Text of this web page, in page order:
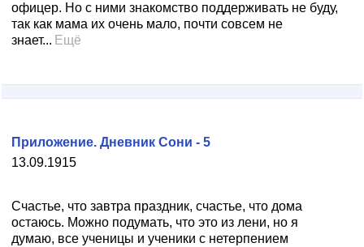
офицер. Но с ними знакомство поддерживать не буду,
так как мама их очень мало, почти совсем не
знает... Ещё
13.09.1915
Приложение. Дневник Сони - 5
Счастье, что завтра праздник, счастье, что дома
остаюсь. Можно подумать, что это из лени, но я
думаю, все ученицы и ученики с нетерпением